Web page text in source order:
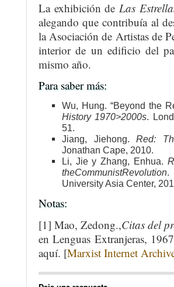
La exhibición de Las
alegando que contribuía al
la Asociación de Artistas de
interior de un edificio del
mismo año.
Para saber más:
Wu, Hung. “Beyond the
History 1970>2000s.
51.
Jiang, Jiehong.Red:
Jonathan Cape, 2010.
Li, Jie y Zhang, Enhua.
theCommunistRevolution.
University Asia Center,
Notas:
[1] Mao, Zedong.,Citas del
en Lenguas Extranjeras,
aquí. [Marxist Internet